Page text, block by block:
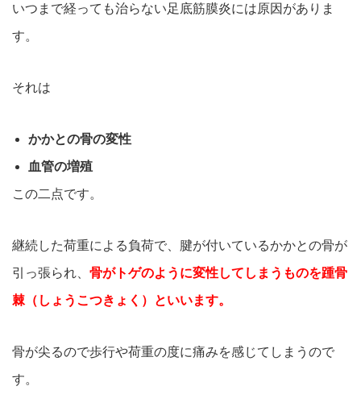
いつまで経っても治らない足底筋膜炎には原因がありま
す。
それは
かかとの骨の変性
血管の増殖
この二点です。
継続した荷重による負荷で、腱が付いているかかとの骨が
引っ張られ、 骨がトゲのように変性してしまうものを踵骨
棘（しょうこつきょく）といいます。
骨が尖るので歩行や荷重の度に痛みを感じてしまうので
す。